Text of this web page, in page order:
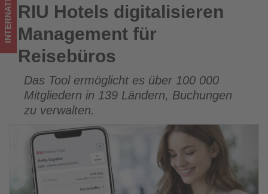
los
ist!
RIU Hotels digitalisieren Management für Reisebüros
RIU Hotels digitalisieren
Management für
Reisebüros
Das Tool ermöglicht es über 100 000
Mitgliedern in 139 Ländern, Buchungen
zu verwalten.